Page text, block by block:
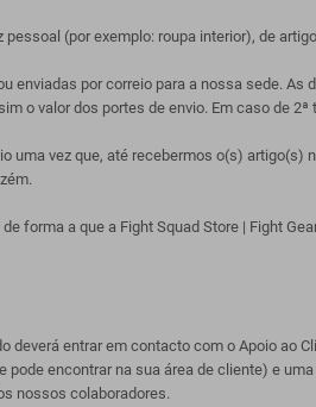
(por exemplo: roupa interior), de
enviadas por correio para a nossa sede.
o valor dos portes de envio. Em caso de
uma vez que, até recebermos o(s)
forma a que a Fight Squad Store | Fight
deverá entrar em contacto com o Apoio
encontrar na sua área de cliente) e
nossos colaboradores.